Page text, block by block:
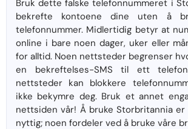
Bruk dette falske telefonnummeret i
bekrefte kontoene dine uten å
telefonnummer. Midlertidig betyr at
online i bare noen dager, uker eller
for alltid. Noen nettsteder begrenser
en bekreftelses-SMS til ett
nettsteder kan blokkere
ikke bekymre deg. Bruk et annet
nettsiden vår! Å bruke Storbritannia er
nyttig; noen fordeler ved å bruke våre